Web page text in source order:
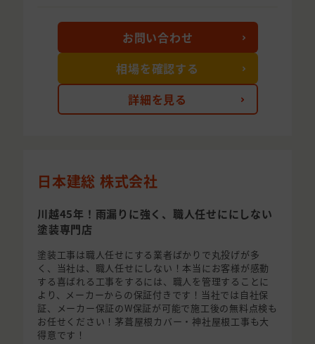
詳細を見る
お問い合わせ
相場を確認する
日本建総 株式会社
川越45年！雨漏りに強く、職人任せににしない
塗装専門店
塗装工事は職人任せにする業者ばかりで丸投げが多
く、当社は、職人任せにしない！本当にお客様が感動
する喜ばれる工事をするには、職人を管理することに
より、メーカーからの保証付きです！当社では自社保
証、メーカー保証のW保証が可能で施工後の無料点検も
お任せください！茅葺屋根カバー・神社屋根工事も大
得意です！